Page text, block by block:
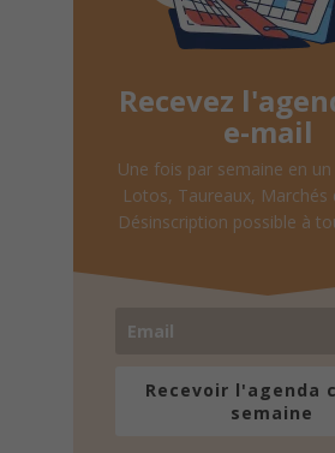
Recevez
e-mail
Une fois par semaine en
Lotos, Taureaux, Marchés
Désinscription possible à
Recevoir l'agenda
semaine